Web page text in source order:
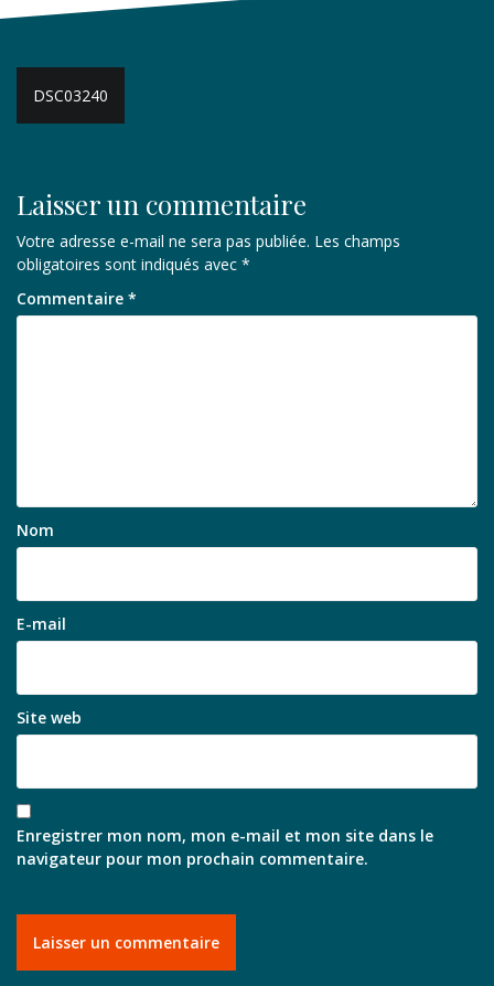
Navigation
de
DSC03240
Laisser un commentaire
Votre adresse e-mail ne sera pas publiée. Les champs
obligatoires sont indiqués avec *
Commentaire *
Nom
E-mail
Site web
Enregistrer mon nom, mon e-mail et mon site dans le
navigateur pour mon prochain commentaire.